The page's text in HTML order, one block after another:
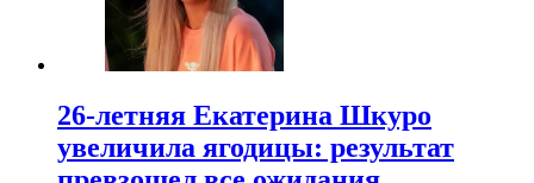
26-летняя Екатерина Шкуро
увеличила ягодицы: результат